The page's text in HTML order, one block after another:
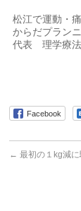
松江で運動・
からだプラン
代表 理学療
Facebook
← 最初の１kg減に